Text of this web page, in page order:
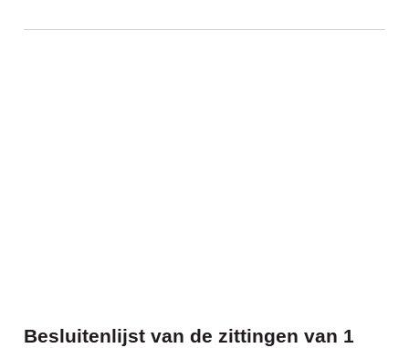
Besluitenlijst van de zittingen van 1